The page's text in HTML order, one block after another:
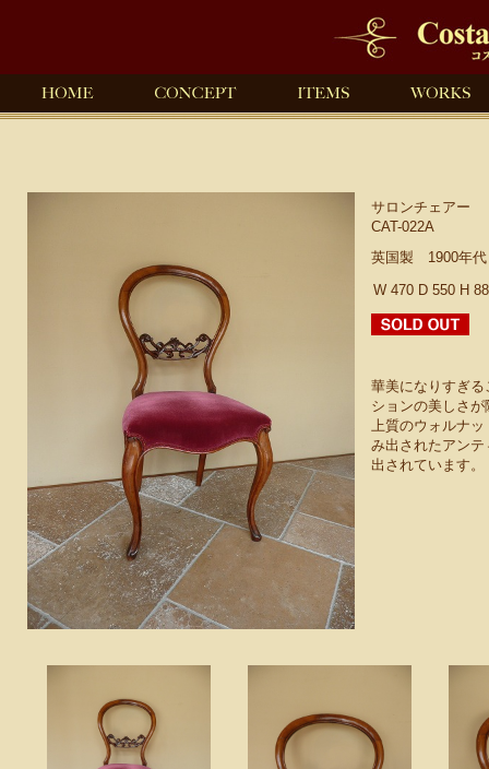
サロンチェアー
CAT-022A
英国製 1900年
W 470 D 550 H
華美になりすぎ
ションの美しさ
上質のウォルナ
み出されたアン
出されています。